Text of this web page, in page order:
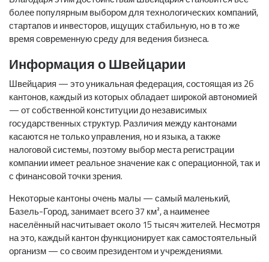
более популярным выбором для технологических компаний,
стартапов и инвесторов, ищущих стабильную, но в то же
время современную среду для ведения бизнеса.
Информация о Швейцарии
Швейцария — это уникальная федерация, состоящая из 26
кантонов, каждый из которых обладает широкой автономией
— от собственной конституции до независимых
государственных структур. Различия между кантонами
касаются не только управления, но и языка, а также
налоговой системы, поэтому выбор места регистрации
компании имеет реальное значение как с операционной, так и
с финансовой точки зрения.
Некоторые кантоны очень малы — самый маленький,
Базель-Город, занимает всего 37 км², а наименее
населённый насчитывает около 15 тысяч жителей. Несмотря
на это, каждый кантон функционирует как самостоятельный
организм — со своим президентом и учреждениями.